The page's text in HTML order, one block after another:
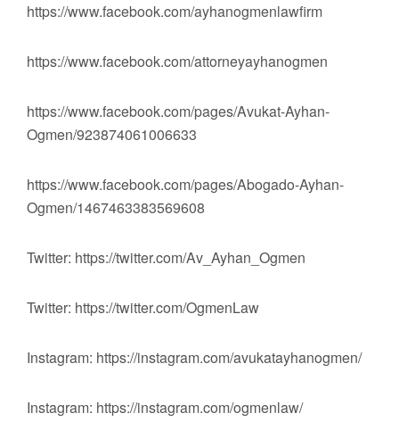
https://www.facebook.com/ayhanogmenlawfirm
https://www.facebook.com/attorneyayhanogmen
https://www.facebook.com/pages/Avukat-Ayhan-
Ogmen/923874061006633
https://www.facebook.com/pages/Abogado-Ayhan-
Ogmen/1467463383569608
Twitter: https://twitter.com/Av_Ayhan_Ogmen
Twitter: https://twitter.com/OgmenLaw
Instagram: https://instagram.com/avukatayhanogmen/
Instagram: https://instagram.com/ogmenlaw/